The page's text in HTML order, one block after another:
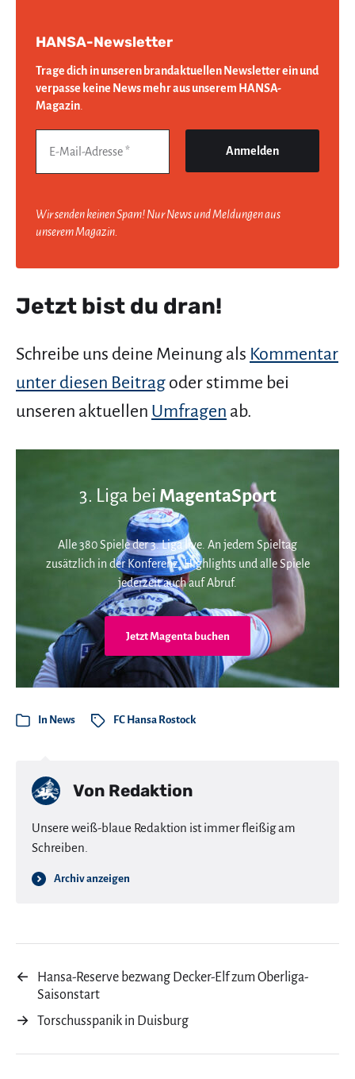
HANSA-Newsletter
Trage dich in unseren brandaktuellen Newsletter ein und
verpasse keine News mehr aus unserem HANSA-
Magazin.
Wir senden keinen Spam! Nur News und Meldungen aus
unserem Magazin.
Jetzt bist du dran!
Schreibe uns deine Meinung als Kommentar
unter diesen Beitrag oder stimme bei
unseren aktuellen Umfragen ab.
3. Liga bei MagentaSport
Alle 380 Spiele der 3. Liga live. An jedem Spieltag
zusätzlich in der Konferenz. Highlights und alle Spiele
jederzeit auch auf Abruf.
Jetzt Magenta buchen
In News FC Hansa Rostock
Von Redaktion
Unsere weiß-blaue Redaktion ist immer fleißig am
Schreiben.
Archiv anzeigen
←
Hansa-Reserve bezwang Decker-Elf zum Oberliga-
Saisonstart
→
Torschusspanik in Duisburg